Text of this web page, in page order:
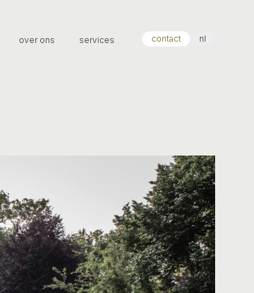
over ons services contact nl